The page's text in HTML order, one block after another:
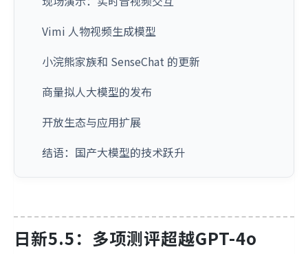
Vimi 人物视频生成模型
小浣熊家族和 SenseChat 的更新
商量拟人大模型的发布
开放生态与应用扩展
结语：国产大模型的技术跃升
日新5.5：多项测评超越GPT-4o